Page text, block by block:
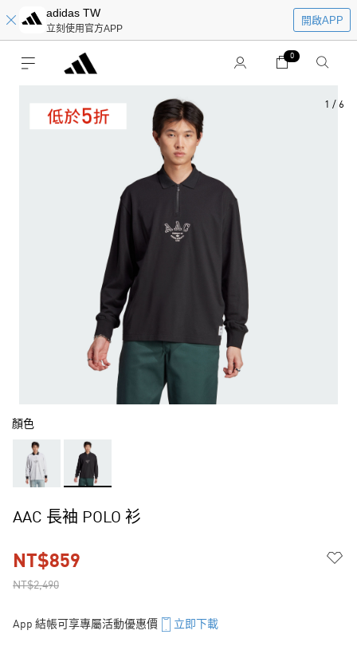
adidas TW
立刻使用官方APP
開啟APP
0
1 / 6
顏色
AAC 長袖 POLO 衫
NT$2,490
NT$859
App 結帳可享專屬活動優惠價 立即下載